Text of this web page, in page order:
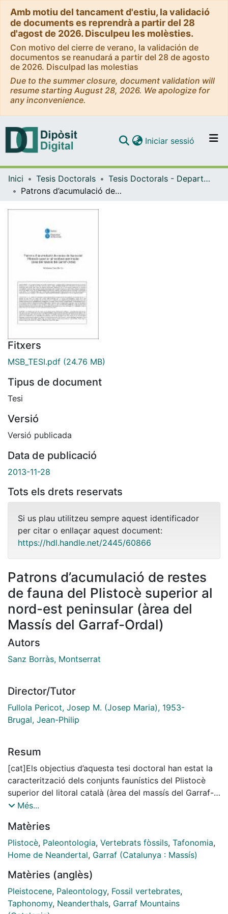
Amb motiu del tancament d'estiu, la validació
de documents es reprendrà a partir del 28
d'agost de 2026. Disculpeu les molèsties.
Con motivo del cierre de verano, la validación de
documentos se reanudará a partir del 28 de agosto
de 2026. Disculpad las molestias
Due to the summer closure, document validation will
resume starting August 28, 2026. We apologize for
any inconvenience.
Navega per tot el DD
Iniciar sessió (current)
Inici Tesis Doctorals
Tesis Doctorals - Departament - Prehistòria, Història Antiga i Arqueologia
Patrons d’acumulació de restes de fauna del Plistocè superior al nord-est peninsular (àrea del Massís del Garraf-Ordal)
Fitxers
MSB_TESI.pdf (24.76 MB)
Tipus de document
Tesi
Versió
Versió publicada
Data de publicació
2013-11-28
Tots els drets reservats
Si us plau utilitzeu sempre aquest identificador
per citar o enllaçar aquest document:
https://hdl.handle.net/2445/60866
Patrons d’acumulació de restes
de fauna del Plistocè superior al
nord-est peninsular (àrea del
Massís del Garraf-Ordal)
Autors
Sanz Borràs, Montserrat
Director/Tutor
Fullola Pericot, Josep M. (Josep Maria), 1953-
Brugal, Jean-Philip
Resum
[cat]Els objectius d’aquesta tesi doctoral han estat la
caracterització dels conjunts faunístics del Plistocè
superior del litoral català (àrea del massís del Garraf-
Ordal) amb una mateixa problemàtica, la presència
vertebrats modificades per carnívors amb escassa
presència humana. Els treballs s’han centrat en l’anàlisi
dels jaciments de la Cova del Rinoceront
del Coll Verdaguer (Cervelló) amb l’objectiu de
discernir les diferents ocupacions per part d’agents
biològics, en determinar les estratègies de
Més...
Matèries
Plistocè, Paleontologia, Vertebrats fòssils, Tafonomia,
Home de Neandertal, Garraf (Catalunya : Massís)
Matèries (anglès)
Pleistocene, Paleontology, Fossil vertebrates,
Taphonomy, Neanderthals, Garraf Mountains